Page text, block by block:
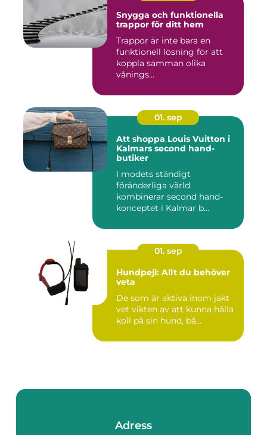
Snygga och funktionella
trappor för ditt hem
Trappor är inte bara en
funktionell lösning för att
koppla samman olika
vånings...
01. sep
Att shoppa Louis Vuitton i
Kalmars second hand-
butiker
I modets ständigt
föränderliga värld
kombinerar second hand-
konceptet i Kalmar b...
01. sep
Hundpejl: Allt du behöver
veta
De som är aktiva inom jakt
vet vikten av att kunna hålla
koll på sin hund, bå...
Adress